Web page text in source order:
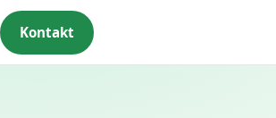
Kontakt